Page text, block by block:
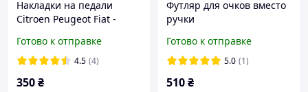
Накладки на педали
Citroen Peugeot Fiat -
Готово к отправке
4.5 (4)
350₴
Футляр для очков вместо
ручки
сірий
Готово к отправке
5.0 (1)
510₴